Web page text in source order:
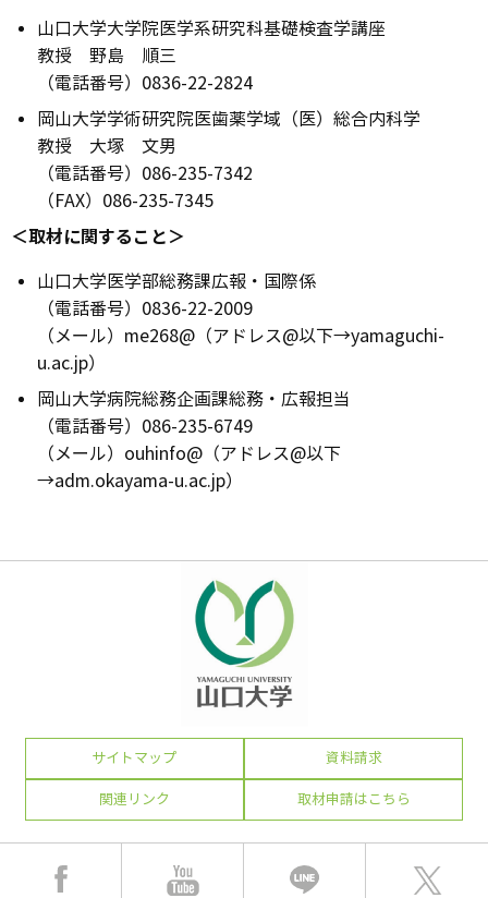
山口大学大学院医学系研究科基礎検査学講座
教授 野島 順三
（電話番号）0836-22-2824
岡山大学学術研究院医歯薬学域（医）総合内科学
教授 大塚 文男
（電話番号）086-235-7342
（FAX）086-235-7345
＜取材に関すること＞
山口大学医学部総務課広報・国際係
（電話番号）0836-22-2009
（メール）me268@（アドレス@以下→yamaguchi-
u.ac.jp）
岡山大学病院総務企画課総務・広報担当
（電話番号）086-235-6749
（メール）ouhinfo@（アドレス@以下
→adm.okayama-u.ac.jp）
サイトマップ 資料請求
関連リンク 取材申請はこちら